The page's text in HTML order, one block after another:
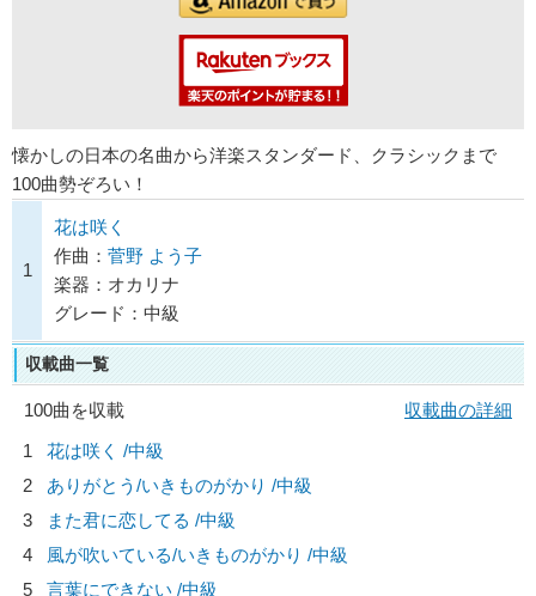
懐かしの日本の名曲から洋楽スタンダード、クラシックまで
100曲勢ぞろい！
1
花は咲く
作曲： 菅野 よう子
楽器：オカリナ
グレード：中級
収載曲一覧
100曲を収載
収載曲の詳細
1
花は咲く /中級
2
ありがとう/いきものがかり /中級
3
また君に恋してる /中級
4
風が吹いている/いきものがかり /中級
5
言葉にできない /中級